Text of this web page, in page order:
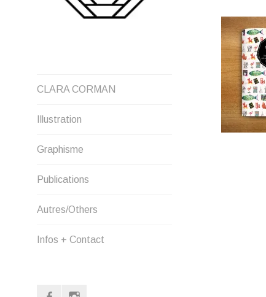
CLARA CORMAN
Illustration
Graphisme
Publications
Autres/Others
Infos + Contact
Facebook